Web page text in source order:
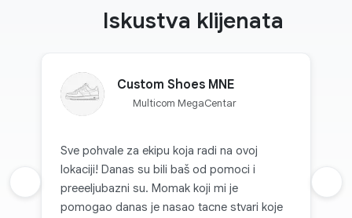
Iskustva klijenata
Custom Shoes MNE
Multicom MegaCentar
Sve pohvale za ekipu koja radi na ovoj
lokaciji! Danas su bili baš od pomoci i
preeeljubazni su. Momak koji mi je
pomogao danas je nasao tacne stvari koje
Prethodna recenzija